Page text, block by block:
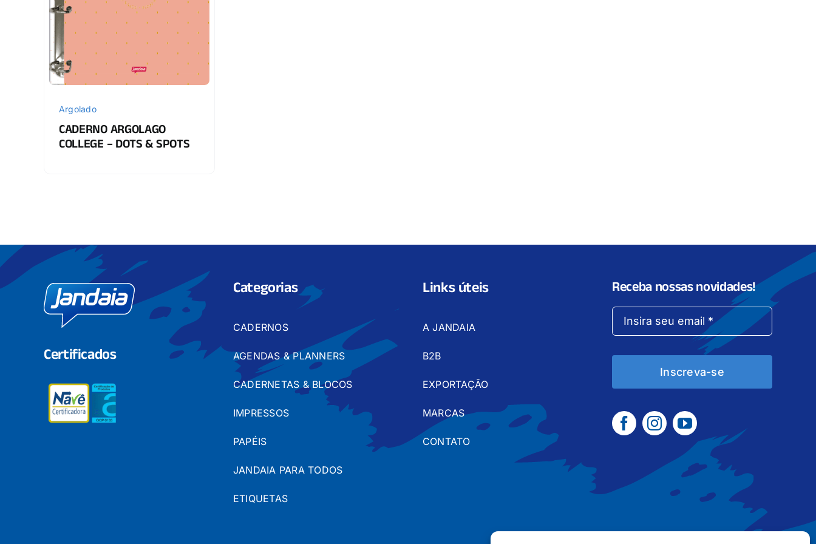
Argolado
CADERNO ARGOLAGO
COLLEGE – DOTS & SPOTS
Certificados
Categorias
CADERNOS
AGENDAS & PLANNERS
CADERNETAS & BLOCOS
IMPRESSOS
PAPÉIS
JANDAIA PARA TODOS
ETIQUETAS
Links úteis
A JANDAIA
B2B
EXPORTAÇÃO
MARCAS
CONTATO
Receba nossas novidades!
Inscreva-se